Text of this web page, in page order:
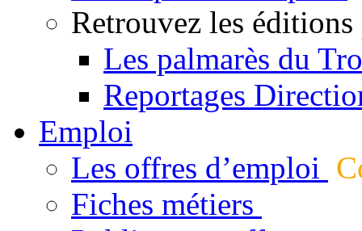
Retrouvez les éditions
Les palmarès du
Reportages
Emploi
Les offres d’emploi
Fiches métiers